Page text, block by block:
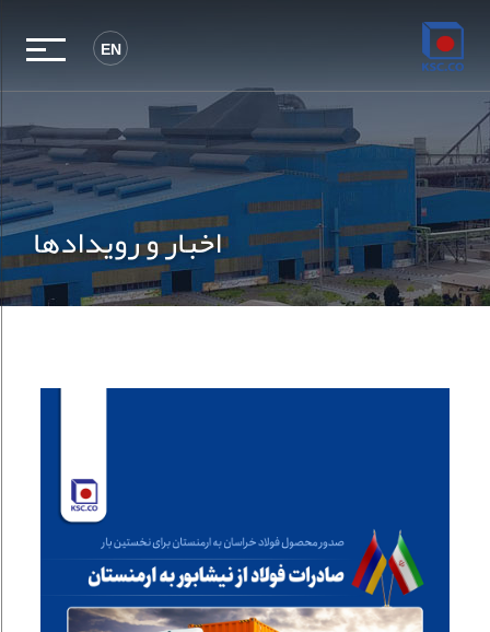
EN
اخبار و رویدادها